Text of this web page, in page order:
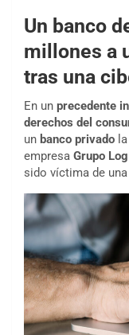
Un banco
millones a
tras una
En un precedente
derechos del
un banco privado
empresa Grupo
sido víctima de